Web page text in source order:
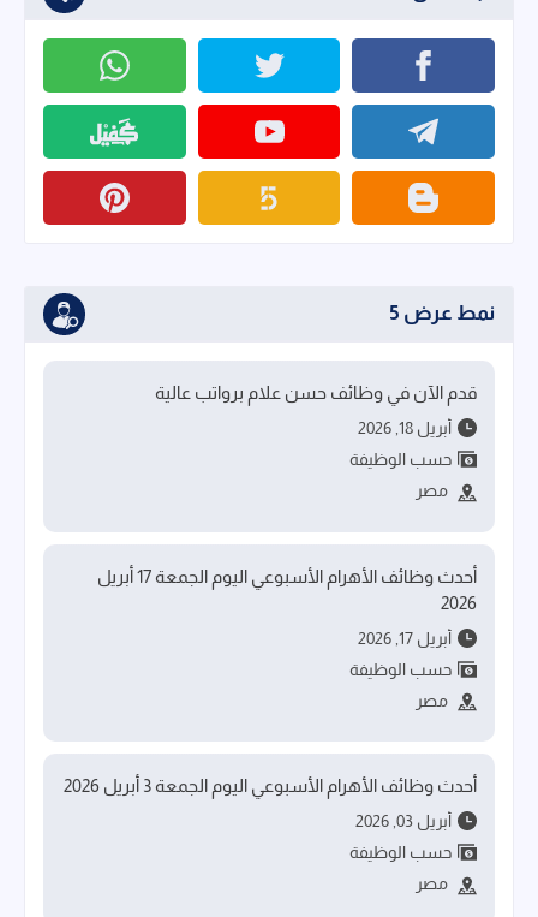
نمط عرض 5
قدم الآن في وظائف حسن علام برواتب عالية
أبريل 18, 2026
حسب الوظيفة
مصر
أحدث وظائف الأهرام الأسبوعي اليوم الجمعة 17 أبريل
2026
أبريل 17, 2026
حسب الوظيفة
مصر
أحدث وظائف الأهرام الأسبوعي اليوم الجمعة 3 أبريل 2026
أبريل 03, 2026
حسب الوظيفة
مصر